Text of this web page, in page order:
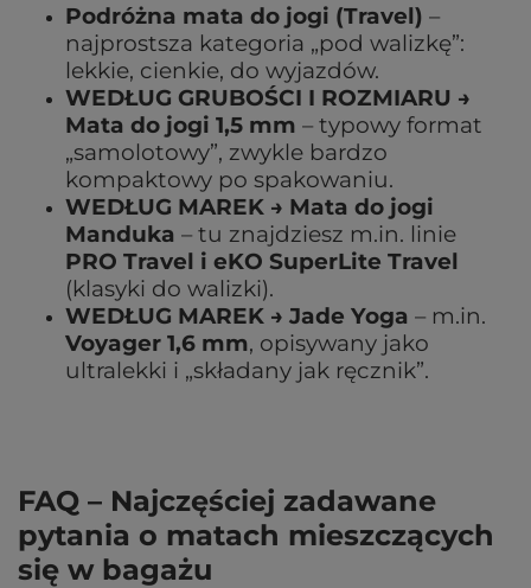
Podróżna mata do jogi (Travel) –
najprostsza kategoria „pod walizkę”:
lekkie, cienkie, do wyjazdów.
WEDŁUG GRUBOŚCI I ROZMIARU →
Mata do jogi 1,5 mm – typowy format
„samolotowy”, zwykle bardzo
kompaktowy po spakowaniu.
WEDŁUG MAREK → Mata do jogi
Manduka – tu znajdziesz m.in. linie
PRO Travel i eKO SuperLite Travel
(klasyki do walizki).
WEDŁUG MAREK → Jade Yoga – m.in.
Voyager 1,6 mm, opisywany jako
ultralekki i „składany jak ręcznik”.
FAQ – Najczęściej zadawane
pytania o matach mieszczących
się w bagażu